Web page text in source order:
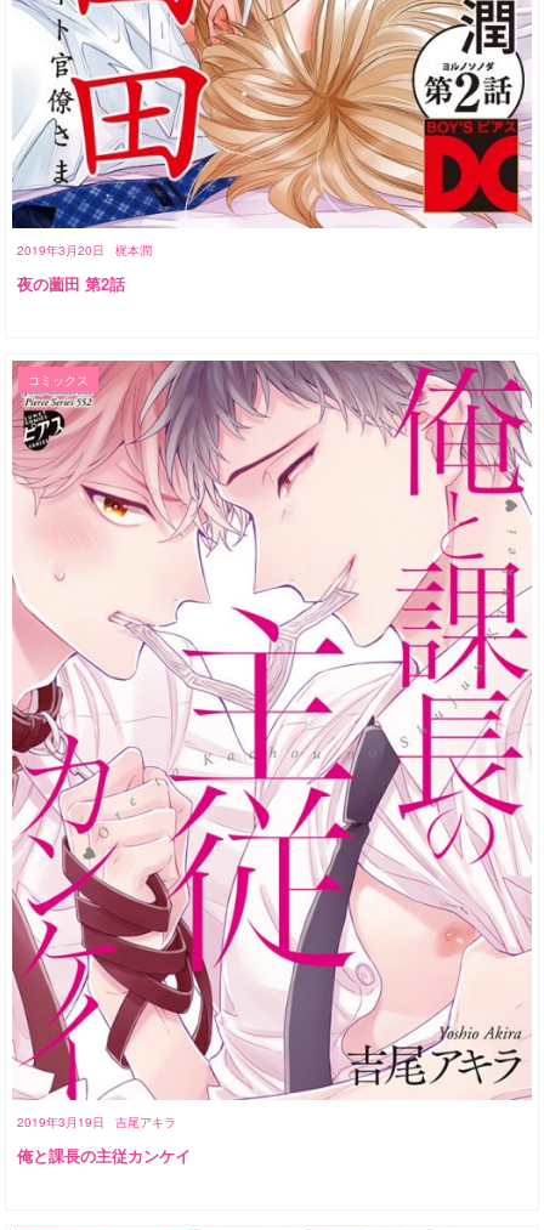
2019年3月20日 梶本潤
夜の薗田 第2話
2019年3月19日 吉尾アキラ
コミックス
俺と課長の主従カンケイ